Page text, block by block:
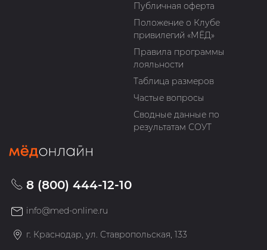
Публичная оферта
Положение о Клубе
привилегий «МЁД»
Правила программы
лояльности
Таблица размеров
Частые вопросы
Сводные данные по
результатам СОУТ
8 (800) 444-12-10
info@med-online.ru
г. Краснодар, ул. Ставропольская, 133